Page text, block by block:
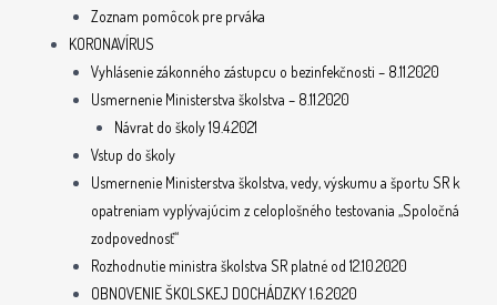
Zoznam pomôcok pre prváka
KORONAVÍRUS
Vyhlásenie zákonného zástupcu o bezinfekčnosti – 8.11.2020
Usmernenie Ministerstva školstva – 8.11.2020
Návrat do školy 19.4.2021
Vstup do školy
Usmernenie Ministerstva školstva, vedy, výskumu a športu SR k
opatreniam vyplývajúcim z celoplošného testovania „Spoločná
zodpovednosť“
Rozhodnutie ministra školstva SR platné od 12.10.2020
OBNOVENIE ŠKOLSKEJ DOCHÁDZKY 1.6.2020